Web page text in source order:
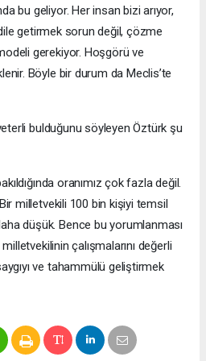
bu geliyor. Her insan bizi arıyor,
getirmek sorun değil, çözme
gerekiyor. Hoşgörü ve
Böyle bir durum da Meclis’te
bulduğunu söyleyen Öztürk şu
oranımız çok fazla değil.
milletvekili 100 bin kişiyi temsil
düşük. Bence bu yorumlanması
çalışmalarını değerli
ve tahammülü geliştirmek